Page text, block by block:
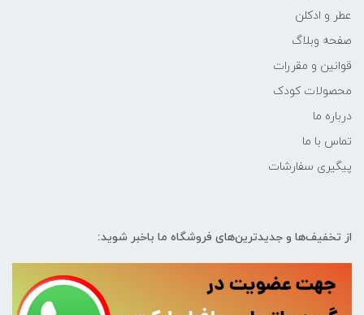
عطر و ادکلن
صفحه وبلاگ
قوانین و مقررات
محصولات کودک
درباره ما
تماس با ما
پیگیری سفارشات
از تخفیف‌ها و جدیدترین‌های فروشگاه ما باخبر شوید: